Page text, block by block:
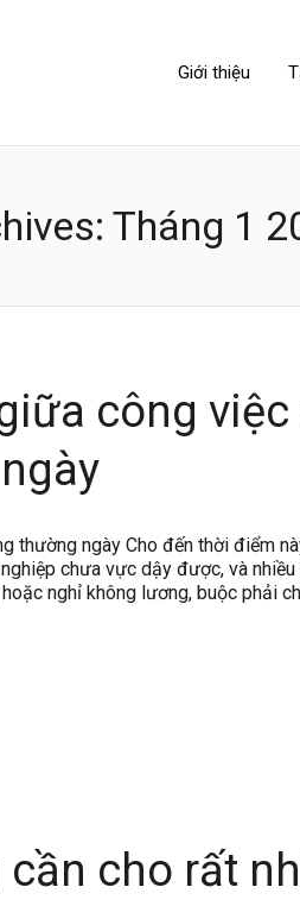
Giới thiệu
Tháng 1
công việc
thường ngày Cho đến thời điểm
chưa vực dậy được, và nhiều
nghỉ không lương, buộc phải
cho rất